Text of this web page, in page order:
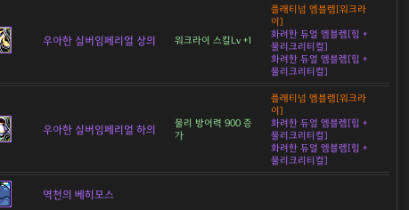
우아한 실버임페리얼 상의 워크라이 스킬Lv +1
플래티넘 엠블렘[워크라
이]
화려한 듀얼 엠블렘[힘 +
물리크리티컬]
화려한 듀얼 엠블렘[힘 +
물리크리티컬]
우아한 실버임페리얼 하의
물리 방어력 900 증
가
플래티넘 엠블렘[워크라
이]
화려한 듀얼 엠블렘[힘 +
물리크리티컬]
화려한 듀얼 엠블렘[힘 +
물리크리티컬]
역천의 베히모스